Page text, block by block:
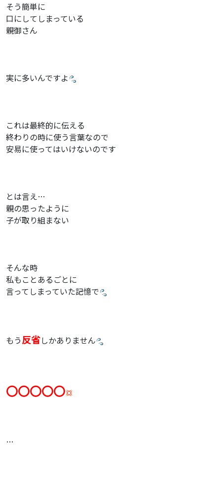
そう簡単に
口にしてしまっている
親御さん
実に多いんですよ
これは最終的に伝える
終わりの時に使う言葉なので
安易に使ってはいけないのです
とは言え…
親の思ったように
子が取り組まない
そんな時
私もことあるごとに
言ってしまっていた記憶で
もう反省しかありません
〇〇〇〇〇
…